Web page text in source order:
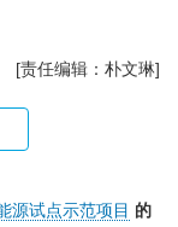
[责任编辑：朴文琳]
源试点示范项目 的